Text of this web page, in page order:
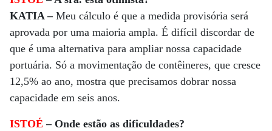
KATIA –Meu cálculo é que a medida provisória será
aprovada por uma maioria ampla. É difícil discordar de
que é uma alternativa para ampliar nossa capacidade
portuária. Só a movimentação de contêineres, que cresce
12,5% ao ano, mostra que precisamos dobrar nossa
capacidade em seis anos.
ISTOÉ– Onde estão as dificuldades?